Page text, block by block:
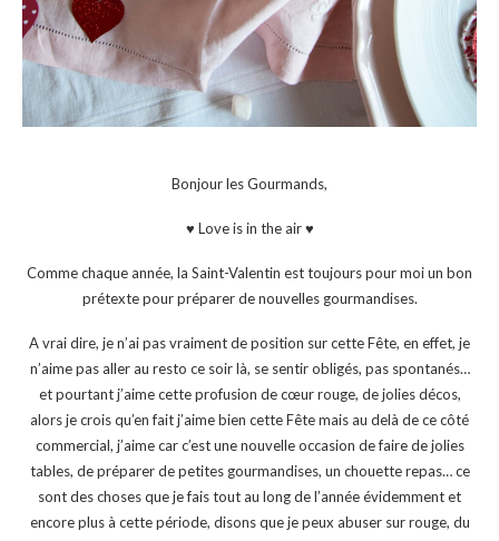
Bonjour les Gourmands,
♥ Love is in the air ♥
Comme chaque année, la Saint-Valentin est toujours pour moi un bon
prétexte pour préparer de nouvelles gourmandises.
A vrai dire, je n’ai pas vraiment de position sur cette Fête, en effet, je
n’aime pas aller au resto ce soir là, se sentir obligés, pas spontanés…
et pourtant j’aime cette profusion de cœur rouge, de jolies décos,
alors je crois qu’en fait j’aime bien cette Fête mais au delà de ce côté
commercial, j’aime car c’est une nouvelle occasion de faire de jolies
tables, de préparer de petites gourmandises, un chouette repas… ce
sont des choses que je fais tout au long de l’année évidemment et
encore plus à cette période, disons que je peux abuser sur rouge, du